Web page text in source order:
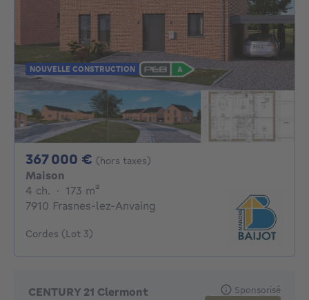
NOUVELLE CONSTRUCTION
367 000 € 367000€
(hors taxes)
Maison
4 ch. 4 chambres
· 173 m²
7910 Frasnes-lez-Anvaing
Cordes (Lot 3)
CENTURY 21 Clermont Sponsorisé